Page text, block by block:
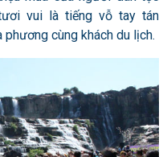
vui là tiếng vỗ tay tán
cùng khách du lịch.